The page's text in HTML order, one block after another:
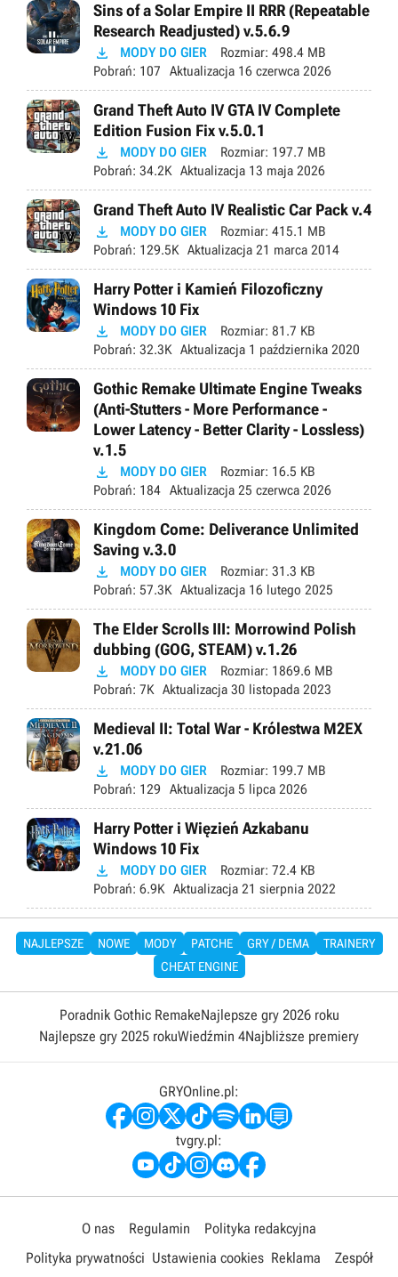
Sins of a Solar Empire II RRR (Repeatable
Research Readjusted) v.5.6.9
 MODY DO GIER Rozmiar: 498.4 MB
Pobrań: 107 Aktualizacja 16 czerwca 2026
Grand Theft Auto IV GTA IV Complete
Edition Fusion Fix v.5.0.1
 MODY DO GIER Rozmiar: 197.7 MB
Pobrań: 34.2K Aktualizacja 13 maja 2026
Grand Theft Auto IV Realistic Car Pack v.4
 MODY DO GIER Rozmiar: 415.1 MB
Pobrań: 129.5K Aktualizacja 21 marca 2014
Harry Potter i Kamień Filozoficzny
Windows 10 Fix
 MODY DO GIER Rozmiar: 81.7 KB
Pobrań: 32.3K Aktualizacja 1 października 2020
Gothic Remake Ultimate Engine Tweaks
(Anti-Stutters - More Performance -
Lower Latency - Better Clarity - Lossless)
v.1.5
 MODY DO GIER Rozmiar: 16.5 KB
Pobrań: 184 Aktualizacja 25 czerwca 2026
Kingdom Come: Deliverance Unlimited
Saving v.3.0
 MODY DO GIER Rozmiar: 31.3 KB
Pobrań: 57.3K Aktualizacja 16 lutego 2025
The Elder Scrolls III: Morrowind Polish
dubbing (GOG, STEAM) v.1.26
 MODY DO GIER Rozmiar: 1869.6 MB
Pobrań: 7K Aktualizacja 30 listopada 2023
Medieval II: Total War - Królestwa M2EX
v.21.06
 MODY DO GIER Rozmiar: 199.7 MB
Pobrań: 129 Aktualizacja 5 lipca 2026
Harry Potter i Więzień Azkabanu
Windows 10 Fix
 MODY DO GIER Rozmiar: 72.4 KB
Pobrań: 6.9K Aktualizacja 21 sierpnia 2022
NAJLEPSZE NOWE MODY PATCHE GRY / DEMA
TRAINERY
CHEAT ENGINE
Poradnik Gothic RemakeNajlepsze gry 2026 roku
Najlepsze gry 2025 rokuWiedźmin 4Najbliższe premiery
GRYOnline.pl:
tvgry.pl:
O nas Regulamin
Polityka redakcyjna
Polityka prywatności Ustawienia cookies Reklama Zespół